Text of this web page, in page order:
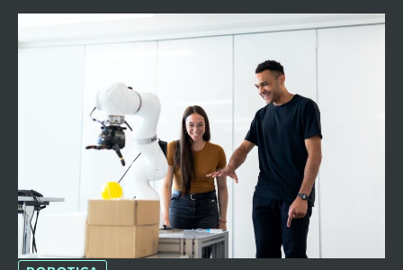
SAMENWERKEN
PLAATS
VERVANGERS